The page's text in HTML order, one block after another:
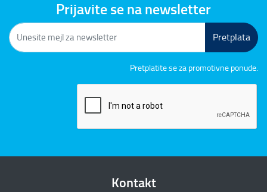
Prijavite se na newsletter
Pretplata
Pretplatite se za promotivne ponude.
Kontakt